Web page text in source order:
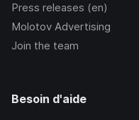
Press releases (en)
Molotov Advertising
Join the team
Besoin d'aide